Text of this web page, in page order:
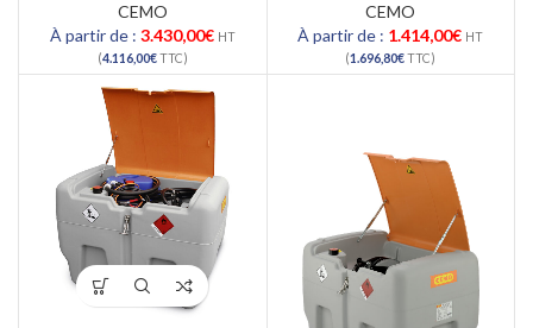
CEMO
À partir de : 3.430,00€ HT
(4.116,00€TTC)
CEMO
À partir de : 1.414,00€ HT
(1.696,80€TTC)